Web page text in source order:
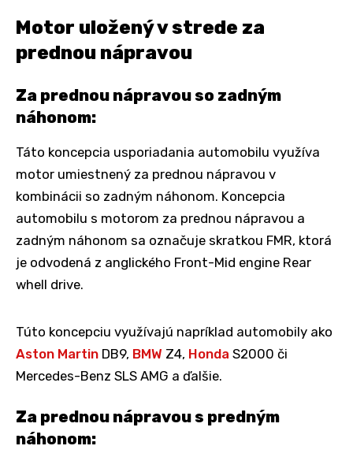
Motor uložený v strede za
prednou nápravou
Za prednou nápravou so zadným
náhonom:
Táto koncepcia usporiadania automobilu využíva
motor umiestnený za prednou nápravou v
kombinácii so zadným náhonom. Koncepcia
automobilu s motorom za prednou nápravou a
zadným náhonom sa označuje skratkou FMR, ktorá
je odvodená z anglického Front-Mid engine Rear
whell drive.
Túto koncepciu využívajú napríklad automobily ako
Aston Martin DB9, BMW Z4, Honda S2000 či
Mercedes-Benz SLS AMG a ďalšie.
Za prednou nápravou s predným
náhonom: